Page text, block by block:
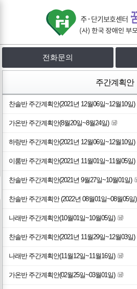
전화문의
주간계획안
찬솔반 주간계획안(2021년 12월06일~12월10일)
가온반 주간계획안(8월20일~8월24일)
하랑반 주간계획안(2021년 12월06일~12월10일)
이룸반 주간계획안(2021년 11월01일~11월05일)
찬솔반 주간계획안(2021년 9월27일~10월01일)
찬솔반 주간계획안 (2022년 08월01일~08월05일)
나래반 주간계획안(10월01일~10월05일)
찬솔반 주간계획안(2021년 11월29일~12월03일)
나래반 주간계획안(11월12일~11월16일)
가온반 주간계획안(02월25일~03월01일)